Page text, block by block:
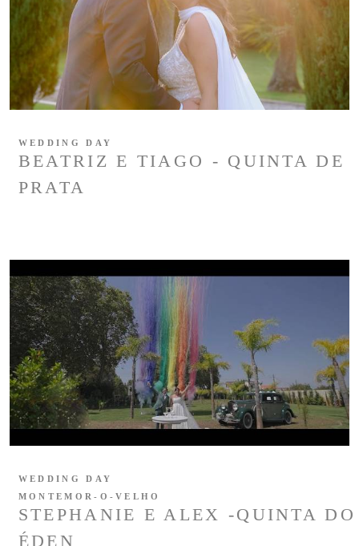
BEATRIZ E TIAGO - QUINTA DE
PRATA
WEDDING DAY
STEPHANIE E ALEX -QUINTA DO
ÉDEN
WEDDING DAY
MONTEMOR-O-VELHO